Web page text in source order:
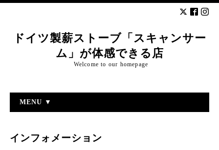
ドイツ製薪ストーブ「スキャンサー
ム」が体感できる店
Welcome to our homepage
MENU ▼
インフォメーション